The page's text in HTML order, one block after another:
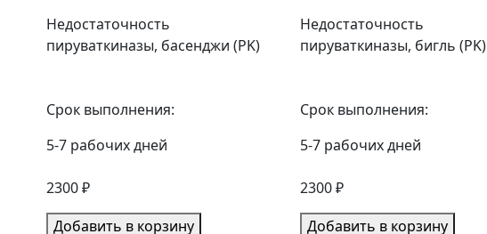
Недостаточность
пируваткиназы, басенджи (PK)
Срок выполнения:
5-7 рабочих дней
2300 ₽
Добавить в корзину
Недостаточность
пируваткиназы, бигль (PK)
Срок выполнения:
5-7 рабочих дней
2300 ₽
Добавить в корзину